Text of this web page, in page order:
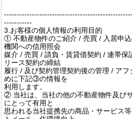
-----------
3.お客様の個人情報の利用目的
① 不動産物件のご紹介 / 売買 / 入居申
機関への信用照会
媒介 / 売買 / 請負・賃貸借契約 / 連帯保
リース契約の締結
履行 / 及び契約管理契約後の管理 / ア
めに下記③の情報を
利用します。
② 当社は、当社の他の不動産物件及び
にとって有用と
思われる当社提携先の商品・サービス